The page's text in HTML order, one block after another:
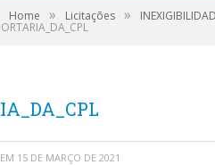
Home » Licitações »
EM 15 DE MARÇO DE 2021